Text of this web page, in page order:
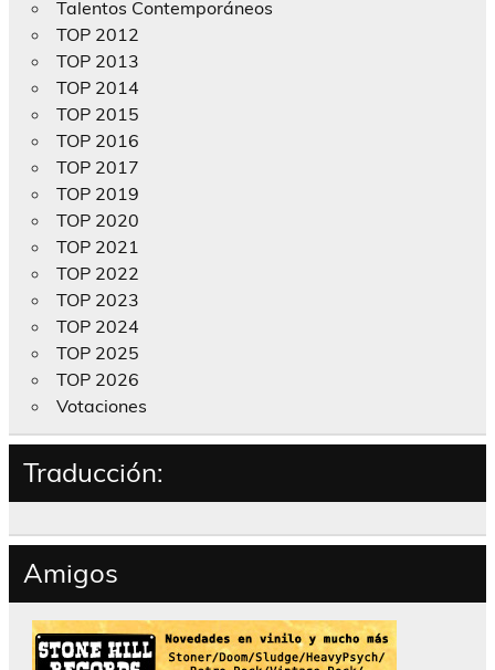
Talentos Contemporáneos
TOP 2012
TOP 2013
TOP 2014
TOP 2015
TOP 2016
TOP 2017
TOP 2019
TOP 2020
TOP 2021
TOP 2022
TOP 2023
TOP 2024
TOP 2025
TOP 2026
Votaciones
Traducción:
Amigos